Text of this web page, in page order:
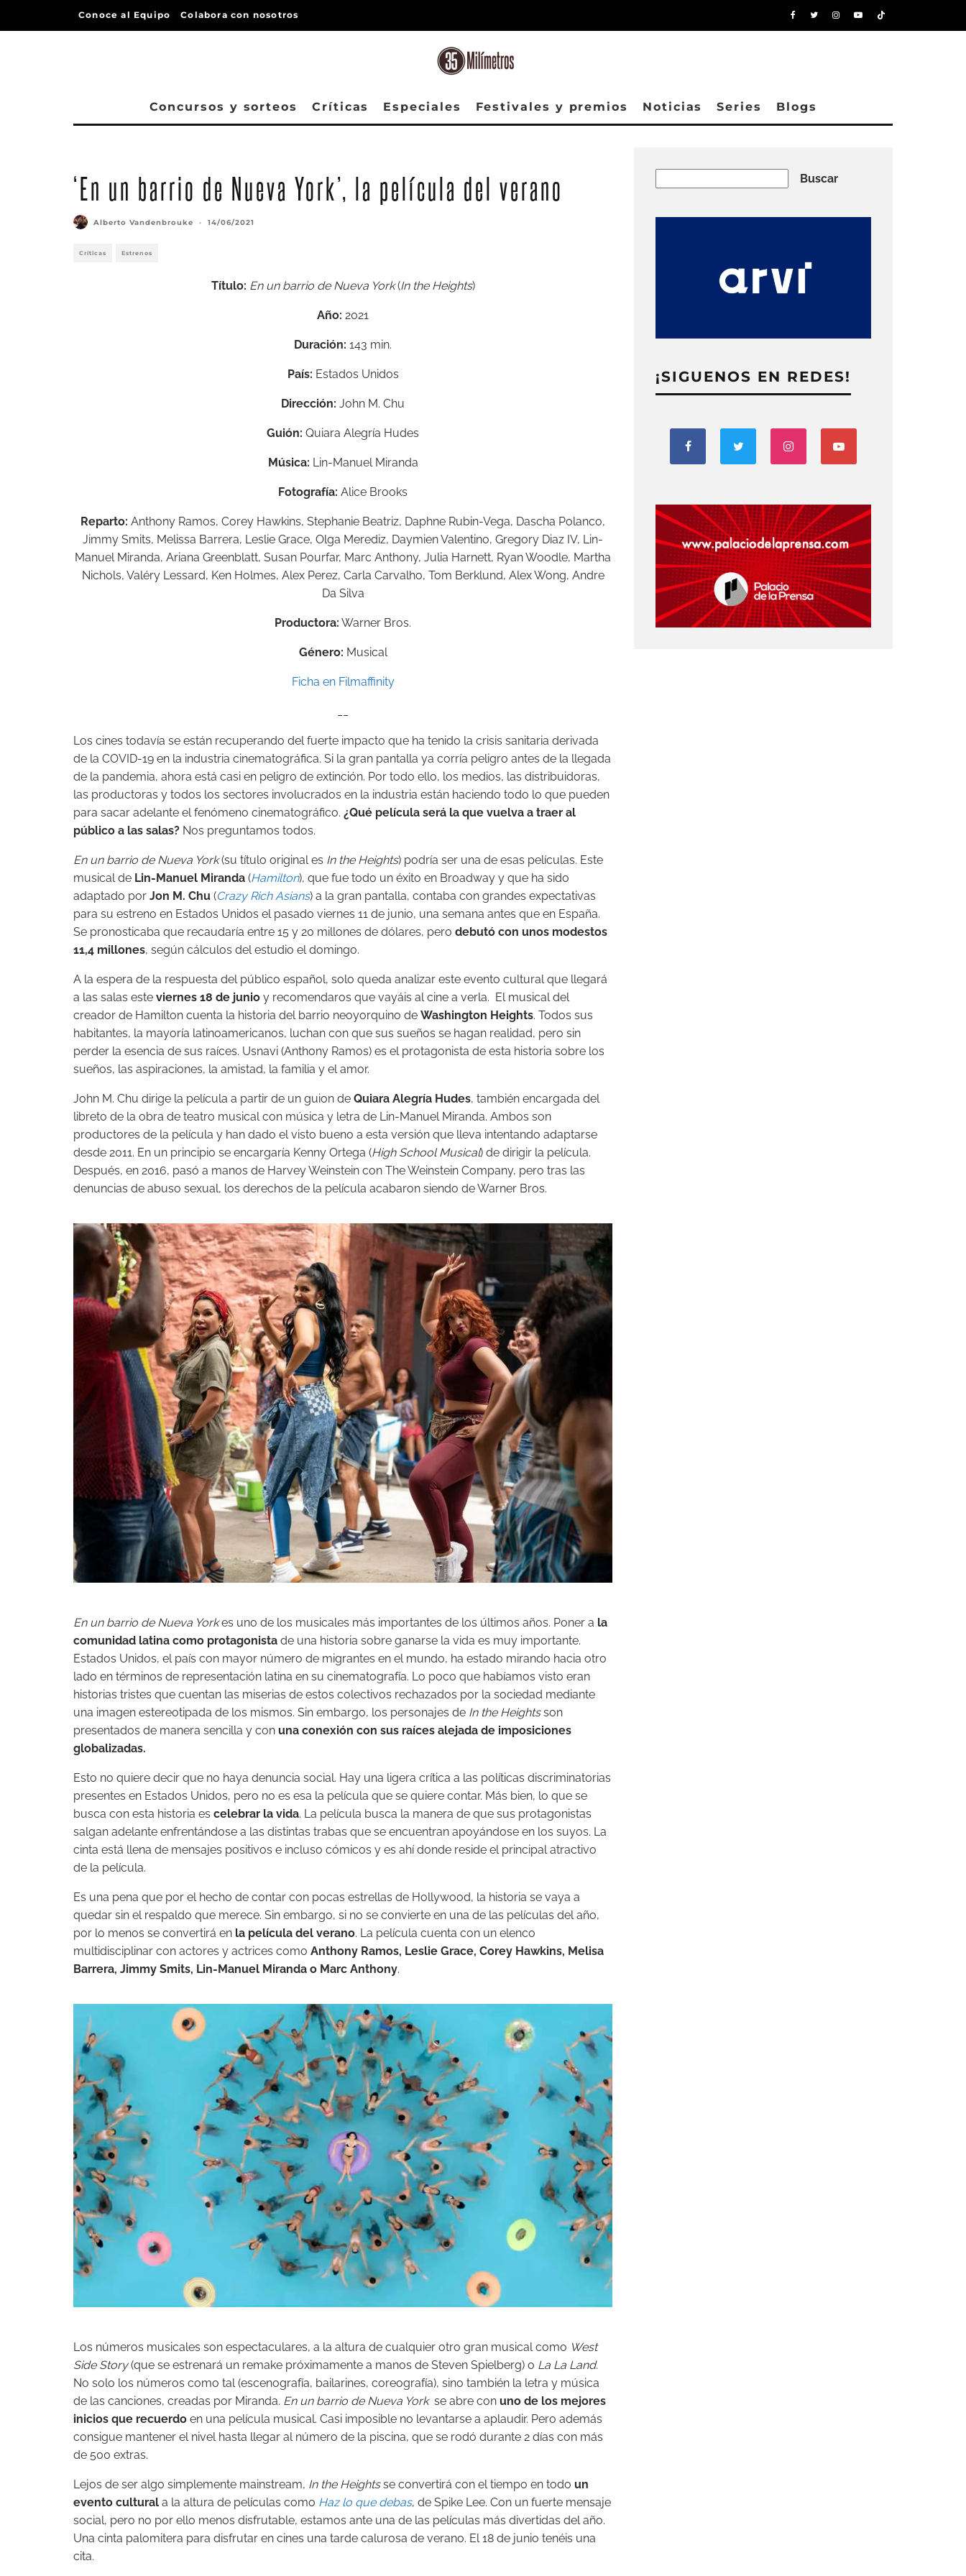
Conoce al Equipo Colabora con nosotros
Concursos y sorteos Críticas Especiales Festivales y premios Noticias Series Blogs
‘En un barrio de Nueva York’, la película del verano
Alberto Vandenbrouke · 14/06/2021
Críticas Estrenos
Título: En un barrio de Nueva York(In the Heights)
Año: 2021
Duración: 143 min.
País: Estados Unidos
Dirección: John M. Chu
Guión: Quiara Alegría Hudes
Música: Lin-Manuel Miranda
Fotografía: Alice Brooks
Reparto: Anthony Ramos, Corey Hawkins, Stephanie Beatriz, Daphne Rubin-Vega, Dascha Polanco,
Jimmy Smits, Melissa Barrera, Leslie Grace, Olga Merediz, Daymien Valentino, Gregory Diaz IV, Lin-
Manuel Miranda, Ariana Greenblatt, Susan Pourfar, Marc Anthony, Julia Harnett, Ryan Woodle, Martha
Nichols, Valéry Lessard, Ken Holmes, Alex Perez, Carla Carvalho, Tom Berklund, Alex Wong, Andre
Da Silva
Productora: Warner Bros.
Género: Musical
Ficha en Filmaffinity
Los cines todavía se están recuperando del fuerte impacto que ha tenido la crisis sanitaria derivada
de la COVID-19 en la industria cinematográfica. Si la gran pantalla ya corría peligro antes de la llegada
de la pandemia, ahora está casi en peligro de extinción. Por todo ello, los medios, las distribuidoras,
las productoras y todos los sectores involucrados en la industria están haciendo todo lo que pueden
para sacar adelante el fenómeno cinematográfico. ¿Qué película será la que vuelva a traer al
público a las salas? Nos preguntamos todos.
En un barrio de Nueva York(su título original es In the Heights) podría ser una de esas películas. Este
musical de Lin-Manuel Miranda (Hamilton), que fue todo un éxito en Broadway y que ha sido
adaptado por Jon M. Chu (Crazy Rich Asians) a la gran pantalla, contaba con grandes expectativas
para su estreno en Estados Unidos el pasado viernes 11 de junio, una semana antes que en España.
Se pronosticaba que recaudaría entre 15 y 20 millones de dólares, pero debutó con unos modestos
11,4 millones, según cálculos del estudio el domingo.
A la espera de la respuesta del público español, solo queda analizar este evento cultural que llegará
a las salas este viernes 18 de junio y recomendaros que vayáis al cine a verla. El musical del
creador de Hamilton cuenta la historia del barrio neoyorquino de Washington Heights. Todos sus
habitantes, la mayoría latinoamericanos, luchan con que sus sueños se hagan realidad, pero sin
perder la esencia de sus raíces. Usnavi (Anthony Ramos) es el protagonista de esta historia sobre los
sueños, las aspiraciones, la amistad, la familia y el amor.
John M. Chu dirige la película a partir de un guion de Quiara Alegría Hudes, también encargada del
libreto de la obra de teatro musical con música y letra de Lin-Manuel Miranda. Ambos son
productores de la película y han dado el visto bueno a esta versión que lleva intentando adaptarse
desde 2011. En un principio se encargaría Kenny Ortega (High School Musical) de dirigir la película.
Después, en 2016, pasó a manos de Harvey Weinstein con The Weinstein Company, pero tras las
denuncias de abuso sexual, los derechos de la película acabaron siendo de Warner Bros.
En un barrio de Nueva Yorkes uno de los musicales más importantes de los últimos años. Poner a la
comunidad latina como protagonista de una historia sobre ganarse la vida es muy importante.
Estados Unidos, el país con mayor número de migrantes en el mundo, ha estado mirando hacia otro
lado en términos de representación latina en su cinematografía. Lo poco que habíamos visto eran
historias tristes que cuentan las miserias de estos colectivos rechazados por la sociedad mediante
una imagen estereotipada de los mismos. Sin embargo, los personajes de In the Heightsson
presentados de manera sencilla y con una conexión con sus raíces alejada de imposiciones
globalizadas.
Esto no quiere decir que no haya denuncia social. Hay una ligera crítica a las políticas discriminatorias
presentes en Estados Unidos, pero no es esa la película que se quiere contar. Más bien, lo que se
busca con esta historia es celebrar la vida. La película busca la manera de que sus protagonistas
salgan adelante enfrentándose a las distintas trabas que se encuentran apoyándose en los suyos. La
cinta está llena de mensajes positivos e incluso cómicos y es ahí donde reside el principal atractivo
de la película.
Es una pena que por el hecho de contar con pocas estrellas de Hollywood, la historia se vaya a
quedar sin el respaldo que merece. Sin embargo, si no se convierte en una de las películas del año,
por lo menos se convertirá en la película del verano. La película cuenta con un elenco
multidisciplinar con actores y actrices como Anthony Ramos, Leslie Grace, Corey Hawkins, Melisa
Barrera, Jimmy Smits, Lin-Manuel Miranda o Marc Anthony.
Los números musicales son espectaculares, a la altura de cualquier otro gran musical como West
Side Story(que se estrenará un remake próximamente a manos de Steven Spielberg) o La La Land.
No solo los números como tal (escenografía, bailarines, coreografía), sino también la letra y música
de las canciones, creadas por Miranda. En un barrio de Nueva Yorkse abre con uno de los mejores
inicios que recuerdo en una película musical. Casi imposible no levantarse a aplaudir. Pero además
consigue mantener el nivel hasta llegar al número de la piscina, que se rodó durante 2 días con más
de 500 extras.
Lejos de ser algo simplemente mainstream, In the Heightsse convertirá con el tiempo en todo un
evento cultural a la altura de películas como Haz lo que debas, de Spike Lee. Con un fuerte mensaje
social, pero no por ello menos disfrutable, estamos ante una de las películas más divertidas del año.
Una cinta palomitera para disfrutar en cines una tarde calurosa de verano. El 18 de junio tenéis una
cita.
Buscar
¡SIGUENOS EN REDES!